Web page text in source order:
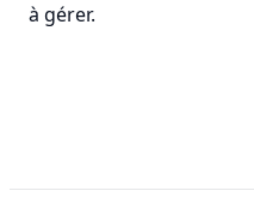
à gérer.